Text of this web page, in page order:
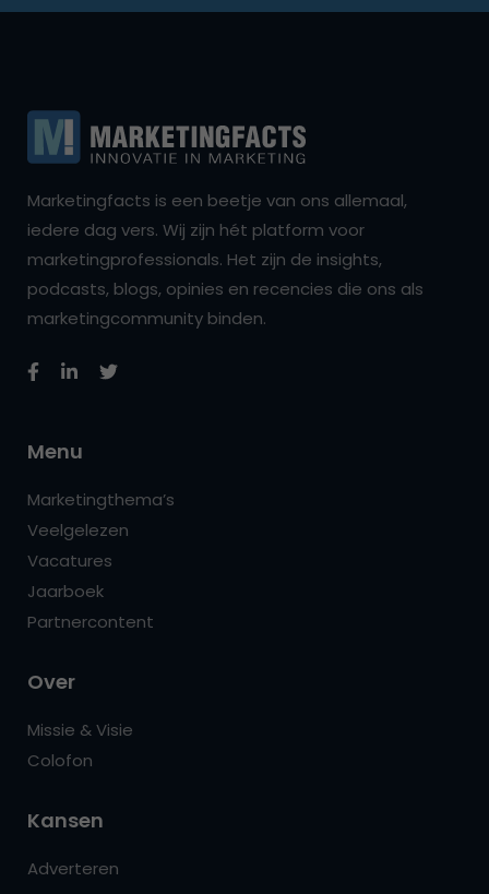
Marketingfacts is een beetje van ons allemaal,
iedere dag vers. Wij zijn hét platform voor
marketingprofessionals. Het zijn de insights,
podcasts, blogs, opinies en recencies die ons als
marketingcommunity binden.
Menu
Marketingthema’s
Veelgelezen
Vacatures
Jaarboek
Partnercontent
Over
Missie & Visie
Colofon
Kansen
Adverteren